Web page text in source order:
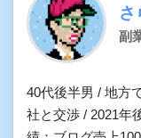
さ
副
40代後半男 / 地方
社と交渉 / 2021年